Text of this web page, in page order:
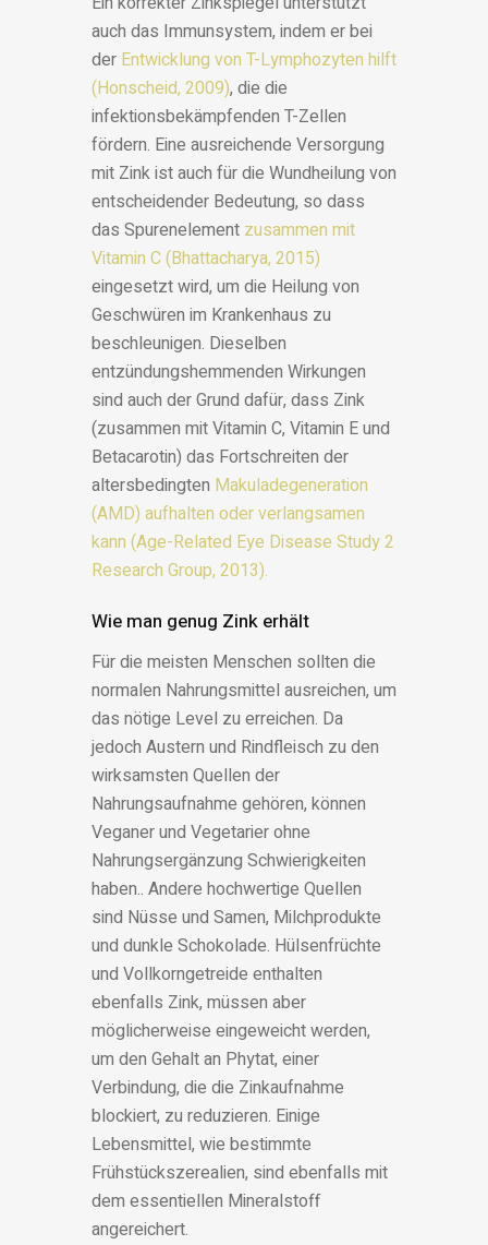
auch das Immunsystem, indem er bei
der Entwicklung von T-Lymphozyten hilft
(Honscheid, 2009), die die
infektionsbekämpfenden T-Zellen
fördern. Eine ausreichende Versorgung
mit Zink ist auch für die Wundheilung von
entscheidender Bedeutung, so dass
das Spurenelement zusammen mit
Vitamin C (Bhattacharya, 2015)
eingesetzt wird, um die Heilung von
Geschwüren im Krankenhaus zu
beschleunigen. Dieselben
entzündungshemmenden Wirkungen
sind auch der Grund dafür, dass Zink
(zusammen mit Vitamin C, Vitamin E und
Betacarotin) das Fortschreiten der
altersbedingten Makuladegeneration
(AMD) aufhalten oder verlangsamen
kann (Age-Related Eye Disease Study 2
Research Group, 2013).
Wie man genug Zink erhält
Für die meisten Menschen sollten die
normalen Nahrungsmittel ausreichen, um
das nötige Level zu erreichen. Da
jedoch Austern und Rindfleisch zu den
wirksamsten Quellen der
Nahrungsaufnahme gehören, können
Veganer und Vegetarier ohne
Nahrungsergänzung Schwierigkeiten
haben.. Andere hochwertige Quellen
sind Nüsse und Samen, Milchprodukte
und dunkle Schokolade. Hülsenfrüchte
und Vollkorngetreide enthalten
ebenfalls Zink, müssen aber
möglicherweise eingeweicht werden,
um den Gehalt an Phytat, einer
Verbindung, die die Zinkaufnahme
blockiert, zu reduzieren. Einige
Lebensmittel, wie bestimmte
Frühstückszerealien, sind ebenfalls mit
dem essentiellen Mineralstoff
angereichert.